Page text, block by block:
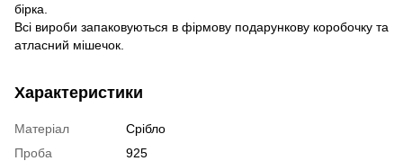
бірка.
Всі вироби запаковуються в фірмову подарункову коробочку та
атласний мішечок.
Характеристики
Матеріал
Срібло
Проба
925